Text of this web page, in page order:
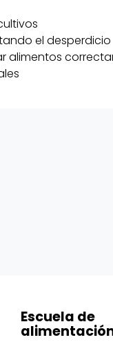
el desperdicio
alimentos
Escuela de